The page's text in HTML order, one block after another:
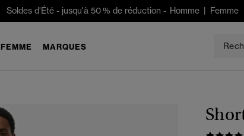
Soldes d'Été -jusqu'à 50 % de réduction - Homme| Femme
FEMME MARQUES